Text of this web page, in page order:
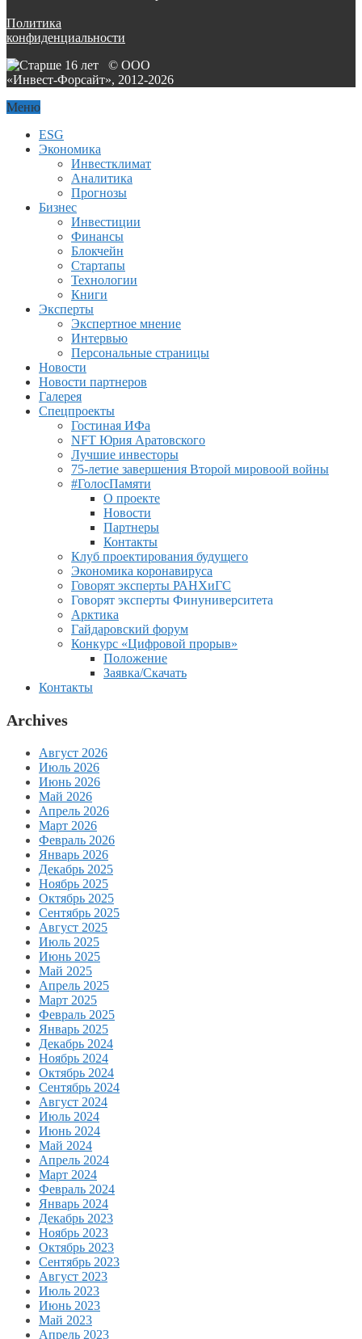
Политика
конфиденциальности
© ООО
«Инвест-Форсайт», 2012-2026
Меню
ESG
Экономика
Инвестклимат
Аналитика
Прогнозы
Бизнес
Инвестиции
Финансы
Блокчейн
Стартапы
Технологии
Книги
Эксперты
Экспертное мнение
Интервью
Персональные страницы
Новости
Новости партнеров
Галерея
Спецпроекты
Гостиная ИФа
NFT Юрия Аратовского
Лучшие инвесторы
75-летие завершения Второй мировоой войны
#ГолосПамяти
О проекте
Новости
Партнеры
Контакты
Клуб проектирования будущего
Экономика коронавируса
Говорят эксперты РАНХиГС
Говорят эксперты Финуниверситета
Арктика
Гайдаровский форум
Конкурс «Цифровой прорыв»
Положение
Заявка/Скачать
Контакты
Archives
Август 2026
Июль 2026
Июнь 2026
Май 2026
Апрель 2026
Март 2026
Февраль 2026
Январь 2026
Декабрь 2025
Ноябрь 2025
Октябрь 2025
Сентябрь 2025
Август 2025
Июль 2025
Июнь 2025
Май 2025
Апрель 2025
Март 2025
Февраль 2025
Январь 2025
Декабрь 2024
Ноябрь 2024
Октябрь 2024
Сентябрь 2024
Август 2024
Июль 2024
Июнь 2024
Май 2024
Апрель 2024
Март 2024
Февраль 2024
Январь 2024
Декабрь 2023
Ноябрь 2023
Октябрь 2023
Сентябрь 2023
Август 2023
Июль 2023
Июнь 2023
Май 2023
Апрель 2023